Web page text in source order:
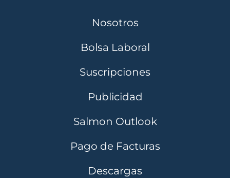
Nosotros
Bolsa Laboral
Suscripciones
Publicidad
Salmon Outlook
Pago de Facturas
Descargas